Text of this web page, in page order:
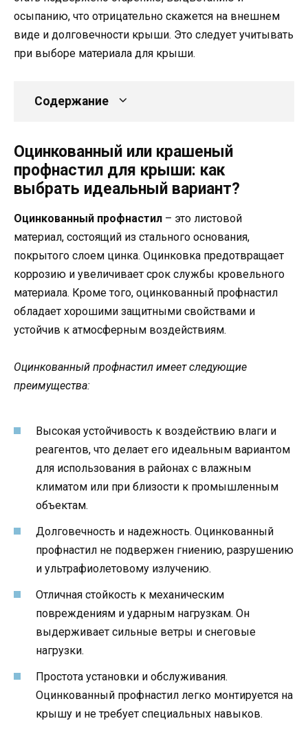
осыпанию, что отрицательно скажется на внешнем
виде и долговечности крыши. Это следует учитывать
при выборе материала для крыши.
Содержание
Оцинкованный или крашеный
профнастил для крыши: как
выбрать идеальный вариант?
Оцинкованный профнастил – это листовой
материал, состоящий из стального основания,
покрытого слоем цинка. Оцинковка предотвращает
коррозию и увеличивает срок службы кровельного
материала. Кроме того, оцинкованный профнастил
обладает хорошими защитными свойствами и
устойчив к атмосферным воздействиям.
Оцинкованный профнастил имеет следующие
преимущества:
Высокая устойчивость к воздействию влаги и
реагентов, что делает его идеальным вариантом
для использования в районах с влажным
климатом или при близости к промышленным
объектам.
Долговечность и надежность. Оцинкованный
профнастил не подвержен гниению, разрушению
и ультрафиолетовому излучению.
Отличная стойкость к механическим
повреждениям и ударным нагрузкам. Он
выдерживает сильные ветры и снеговые
нагрузки.
Простота установки и обслуживания.
Оцинкованный профнастил легко монтируется на
крышу и не требует специальных навыков.